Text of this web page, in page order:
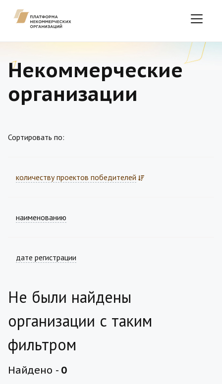
Некоммерческие
организации
Сортировать по:
количеству проектов победителей
наименованию
дате регистрации
Не были найдены
организации с таким
фильтром
Найдено - 0